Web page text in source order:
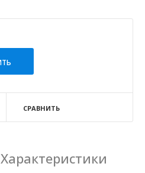
СРАВНИТЬ
Характеристики